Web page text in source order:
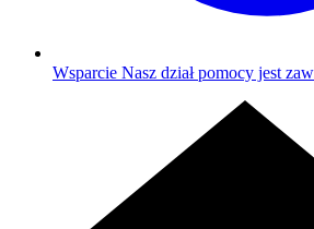
Wsparcie Nasz dział pomocy jest